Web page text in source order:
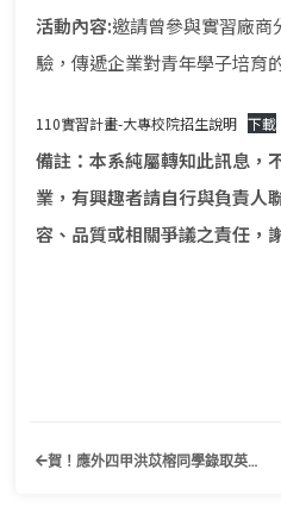
活動內容:邀請曾參與實習廠商
驗，傳遞企業對青年學子培育
110實習計畫-大專校院招生說明 下載
備註：本系純屬轉知此訊息，
業，有興趣者請自行與負責人
容、品質或相關爭議之責任，
賀！應外四甲洪苡榕同學錄取英國赫瑞瓦特大學 口筆譯研究所&英國伯明罕大學 中英口筆譯研究所